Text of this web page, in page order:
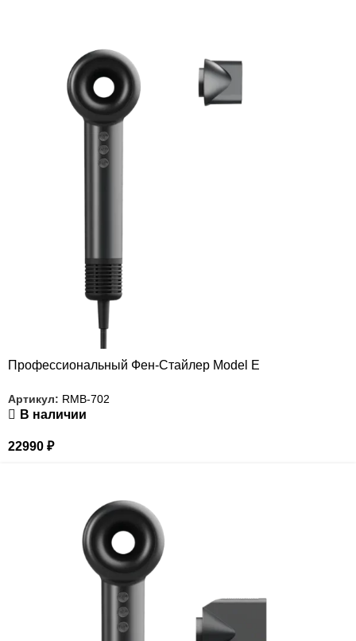
Профессиональный Фен-Стайлер Model Е
Артикул: RMB-702
В наличии
22990 ₽